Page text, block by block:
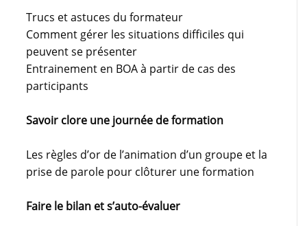
Trucs et astuces du formateur
Comment gérer les situations difficiles qui
peuvent se présenter
Entrainement en BOA à partir de cas des
participants
Savoir clore une journée de formation
Les règles d’or de l’animation d’un groupe et la
prise de parole pour clôturer une formation
Faire le bilan et s’auto-évaluer